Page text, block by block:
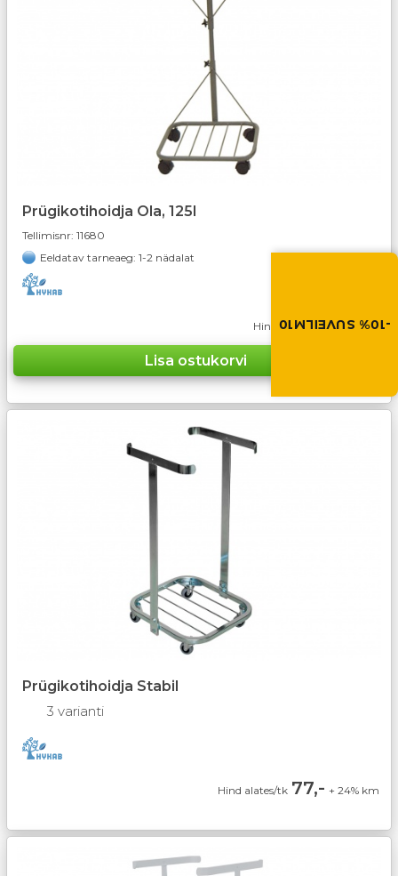
Suvi toob
-10% SUVEILM10
Prügikotihoidja Ola, 125l
Tellimisnr: 11680
Eeldatav tarneaeg: 1-2 nädalat
Hind/tk 61,- + 24% km
Prügikotihoidja Stabil
3 varianti
Hind alates/tk 77,- + 24% km